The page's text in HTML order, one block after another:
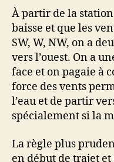
À partir de la
baisse et que les
SW, W, NW, on a
vers l’ouest. On a
face et on pagaie à
force des vents
l’eau et de partir
spécialement si la
La règle plus
en début de trajet